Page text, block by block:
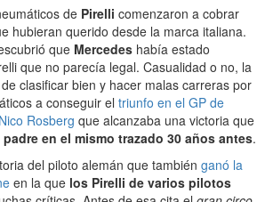
de Pirelli comenzaron a cobrar
hubieran querido desde la marca italiana.
que Mercedes había estado
que no parecía legal. Casualidad o no, la
clasificar bien y hacer malas carreras por
a conseguir el triunfo en el GP de
Rosberg que alcanzaba una victoria que
en el mismo trazado 30 años antes.
del piloto alemán que también ganó la
en la que los Pirelli de varios pilotos